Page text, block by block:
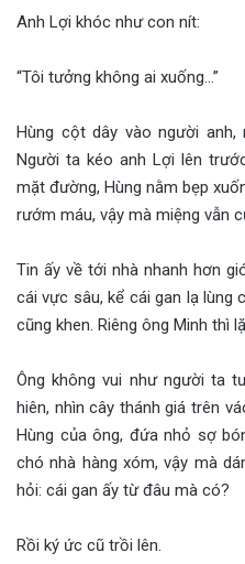
Anh Lợi khóc như con nít:
“Tôi tưởng không ai xuống…”
Hùng cột dây vào người anh,
Người ta kéo anh Lợi lên
mặt đường, Hùng nằm bẹp
rướm máu, vậy mà miệng vẫn
Tin ấy về tới nhà nhanh hơn
cái vực sâu, kể cái gan lạ lùng
cũng khen. Riêng ông Minh thì
Ông không vui như người ta
hiên, nhìn cây thánh giá trên
Hùng của ông, đứa nhỏ sợ
chó nhà hàng xóm, vậy mà
hỏi: cái gan ấy từ đâu mà có?
Rồi ký ức cũ trồi lên.